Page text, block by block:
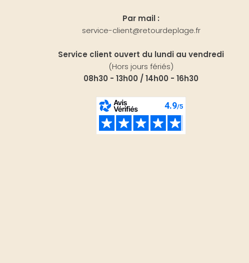
Par mail :
service-client@retourdeplage.fr
Service client ouvert du lundi au vendredi
(Hors jours fériés)
08h30 - 13h00 / 14h00 - 16h30